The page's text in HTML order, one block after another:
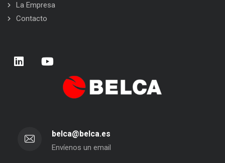
La Empresa
Contacto
belca@belca.es
Envíenos un email